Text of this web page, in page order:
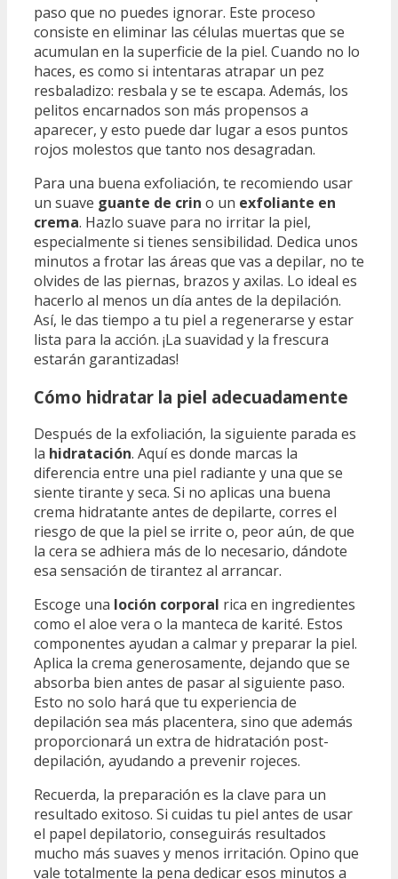
paso que no puedes ignorar. Este proceso
consiste en eliminar las células muertas que se
acumulan en la superficie de la piel. Cuando no lo
haces, es como si intentaras atrapar un pez
resbaladizo: resbala y se te escapa. Además, los
pelitos encarnados son más propensos a
aparecer, y esto puede dar lugar a esos puntos
rojos molestos que tanto nos desagradan.
Para una buena exfoliación, te recomiendo usar
un suave guante de crin o un exfoliante en
crema. Hazlo suave para no irritar la piel,
especialmente si tienes sensibilidad. Dedica unos
minutos a frotar las áreas que vas a depilar, no te
olvides de las piernas, brazos y axilas. Lo ideal es
hacerlo al menos un día antes de la depilación.
Así, le das tiempo a tu piel a regenerarse y estar
lista para la acción. ¡La suavidad y la frescura
estarán garantizadas!
Cómo hidratar la piel adecuadamente
Después de la exfoliación, la siguiente parada es
la hidratación. Aquí es donde marcas la
diferencia entre una piel radiante y una que se
siente tirante y seca. Si no aplicas una buena
crema hidratante antes de depilarte, corres el
riesgo de que la piel se irrite o, peor aún, de que
la cera se adhiera más de lo necesario, dándote
esa sensación de tirantez al arrancar.
Escoge una loción corporal rica en ingredientes
como el aloe vera o la manteca de karité. Estos
componentes ayudan a calmar y preparar la piel.
Aplica la crema generosamente, dejando que se
absorba bien antes de pasar al siguiente paso.
Esto no solo hará que tu experiencia de
depilación sea más placentera, sino que además
proporcionará un extra de hidratación post-
depilación, ayudando a prevenir rojeces.
Recuerda, la preparación es la clave para un
resultado exitoso. Si cuidas tu piel antes de usar
el papel depilatorio, conseguirás resultados
mucho más suaves y menos irritación. Opino que
vale totalmente la pena dedicar esos minutos a